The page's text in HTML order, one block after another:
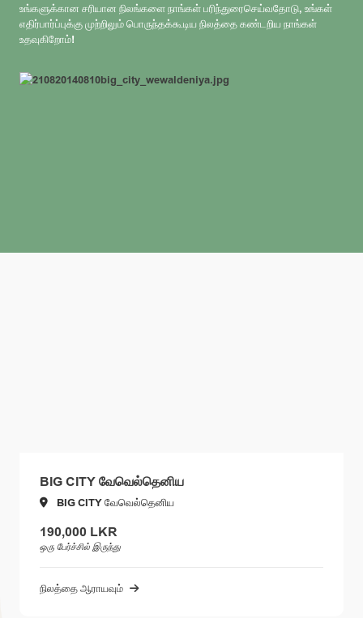
உங்களுக்கான சரியான நிலங்களை நாங்கள் பரிந்துரைசெய்வதோடு, உங்கள்
எதிர்பார்ப்புக்கு முற்றிலும் பொருந்தக்கூடிய நிலத்தை கண்டறிய நாங்கள்
உதவுகிறோம்!
BIG CITY வேவெல்தெனிய
BIG CITY வேவெல்தெனிய
190,000 LKR
ஒரு பேர்ச்சில் இருந்து
நிலத்தை ஆராயவும்